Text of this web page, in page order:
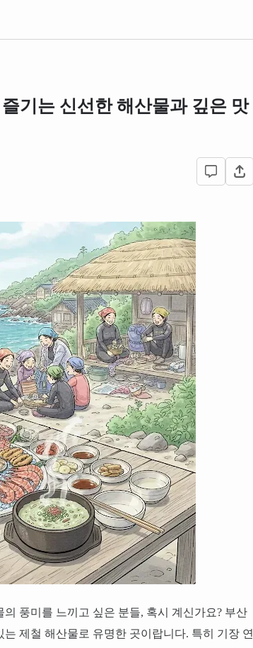
기는 신선한 해산물과 깊은 맛
풍미를 느끼고 싶은 분들, 혹시 계신가요? 부산
제철 해산물로 유명한 곳이랍니다. 특히 기장 연